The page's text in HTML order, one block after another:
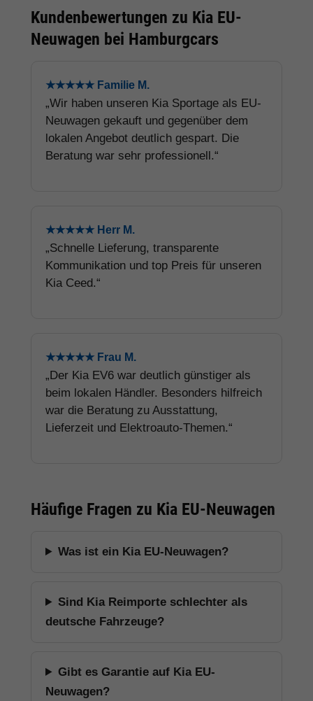
Kundenbewertungen zu Kia EU-
Neuwagen bei Hamburgcars
★★★★★ Familie M.
„Wir haben unseren Kia Sportage als EU-
Neuwagen gekauft und gegenüber dem
lokalen Angebot deutlich gespart. Die
Beratung war sehr professionell.“
★★★★★ Herr M.
„Schnelle Lieferung, transparente
Kommunikation und top Preis für unseren
Kia Ceed.“
★★★★★ Frau M.
„Der Kia EV6 war deutlich günstiger als
beim lokalen Händler. Besonders hilfreich
war die Beratung zu Ausstattung,
Lieferzeit und Elektroauto-Themen.“
Häufige Fragen zu Kia EU-Neuwagen
Was ist ein Kia EU-Neuwagen?
Sind Kia Reimporte schlechter als
deutsche Fahrzeuge?
Gibt es Garantie auf Kia EU-
Neuwagen?